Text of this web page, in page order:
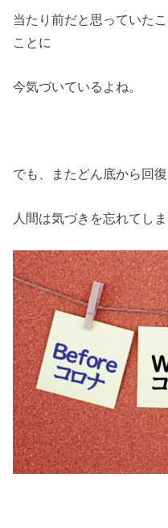
当たり前だと思っていた
ことに
今気づいているよね。
でも、またどん底から回復
人間は気づきを忘れてし